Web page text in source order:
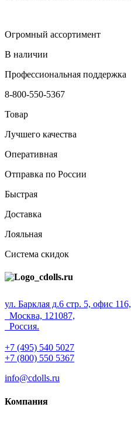
Огромный ассортимент
В наличии
Профессиональная поддержка
8-800-550-5367
Товар
Лучшего качества
Оперативная
Отправка по России
Быстрая
Доставка
Лояльная
Система скидок
ул. Барклая д.6 стр. 5, офис 116,
Москва, 121087,
Россия.
+7 (495) 540 5027
+7 (800) 550 5367
info@cdolls.ru
Компания